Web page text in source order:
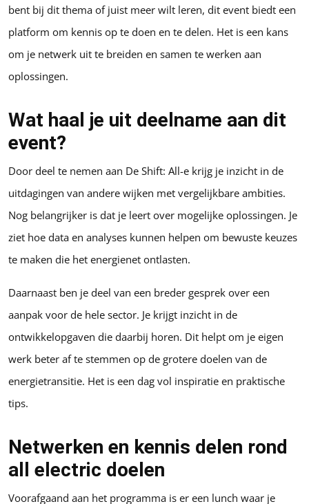
bent bij dit thema of juist meer wilt leren, dit event biedt een
platform om kennis op te doen en te delen. Het is een kans
om je netwerk uit te breiden en samen te werken aan
oplossingen.
Wat haal je uit deelname aan dit
event?
Door deel te nemen aan De Shift: All-e krijg je inzicht in de
uitdagingen van andere wijken met vergelijkbare ambities.
Nog belangrijker is dat je leert over mogelijke oplossingen. Je
ziet hoe data en analyses kunnen helpen om bewuste keuzes
te maken die het energienet ontlasten.
Daarnaast ben je deel van een breder gesprek over een
aanpak voor de hele sector. Je krijgt inzicht in de
ontwikkelopgaven die daarbij horen. Dit helpt om je eigen
werk beter af te stemmen op de grotere doelen van de
energietransitie. Het is een dag vol inspiratie en praktische
tips.
Netwerken en kennis delen rond
all electric doelen
Voorafgaand aan het programma is er een lunch waar je